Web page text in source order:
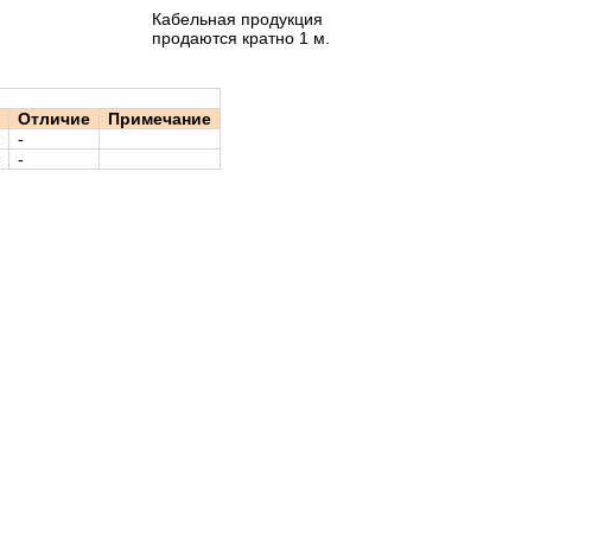
Кабельная продукция
продаются кратно 1 м.
Отличие
Примечание
-
-